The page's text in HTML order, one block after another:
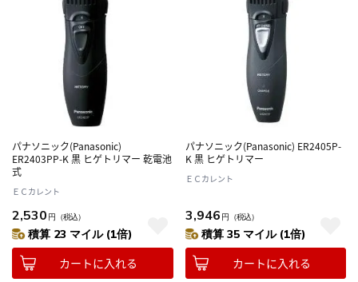
パナソニック(Panasonic)
ER2403PP-K 黒 ヒゲトリマー 乾電池
式
ＥＣカレント
2,530 円 （税込）
積算 23 マイル (1倍)
カートに入れる
パナソニック(Panasonic) ER2405P-
K 黒 ヒゲトリマー
ＥＣカレント
3,946 円 （税込）
積算 35 マイル (1倍)
カートに入れる